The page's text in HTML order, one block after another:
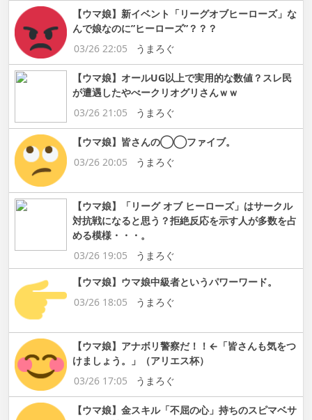
【ウマ娘】新イベント「リーグオブヒーローズ」な
んで娘なのに”ヒーローズ”？？？
03/26 22:05
うまろぐ
【ウマ娘】オールUG以上で実用的な数値？スレ民
が遭遇したやべークリオグリさんｗｗ
03/26 21:05
うまろぐ
【ウマ娘】皆さんの◯◯ファイブ。
03/26 20:05
うまろぐ
【ウマ娘】「リーグ オブ ヒーローズ」はサークル
対抗戦になると思う？拒絶反応を示す人が多数を占
める模様・・・。
03/26 19:05
うまろぐ
【ウマ娘】ウマ娘中級者というパワーワード。
03/26 18:05
うまろぐ
【ウマ娘】アナボリ警察だ！！←「皆さんも気をつ
けましょう。」（アリエス杯）
03/26 17:05
うまろぐ
【ウマ娘】金スキル「不屈の心」持ちのスピマベサ